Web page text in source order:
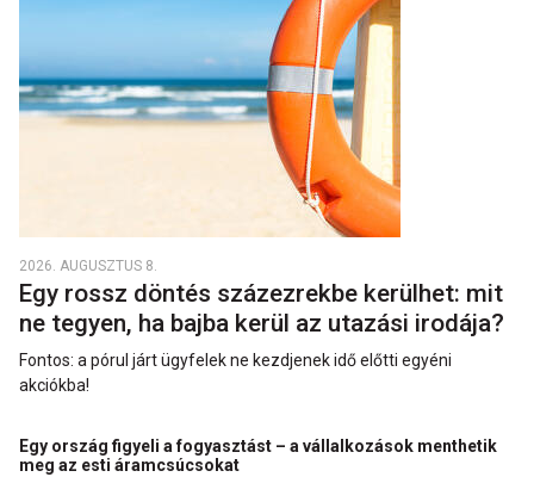
2026. AUGUSZTUS 8.
Egy rossz döntés százezrekbe kerülhet: mit
ne tegyen, ha bajba kerül az utazási irodája?
Fontos: a pórul járt ügyfelek ne kezdjenek idő előtti egyéni
akciókba!
Egy ország figyeli a fogyasztást – a vállalkozások menthetik
meg az esti áramcsúcsokat